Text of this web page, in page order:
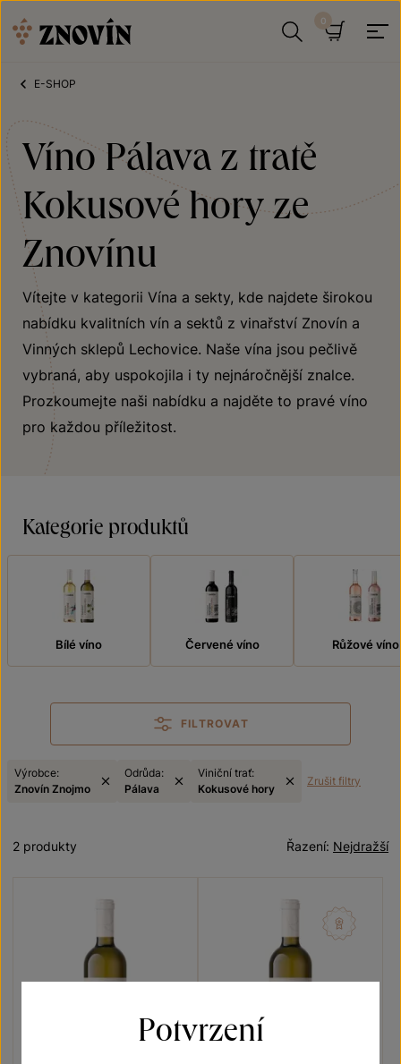
E-SHOP
Víno Pálava z tratě
Kokusové hory ze
Znovínu
Vítejte v kategorii Vína a sekty, kde najdete širokou
nabídku kvalitních vín a sektů z vinařství Znovín a
Vinných sklepů Lechovice. Naše vína jsou pečlivě
vybraná, aby uspokojila i ty nejnáročnější znalce.
Prozkoumejte naši nabídku a najděte to pravé víno
pro každou příležitost.
Kategorie produktů
Bílé víno Červené víno Růžové víno
FILTROVAT
Výrobce:
Znovín Znojmo
Odrůda:
Pálava
Viniční trať:
Kokusové hory
Zrušit filtry
Nejdražší
Řazení:
2 produkty
Potvrzení